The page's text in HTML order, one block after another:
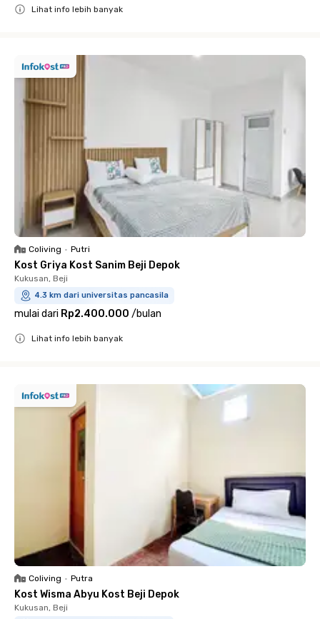
Lihat info lebih banyak
Coliving • Putri
Kost Griya Kost Sanim Beji Depok
Kukusan, Beji
4.3 km dari universitas pancasila
mulai dari Rp2.400.000 /bulan
Lihat info lebih banyak
Coliving • Putra
Kost Wisma Abyu Kost Beji Depok
Kukusan, Beji